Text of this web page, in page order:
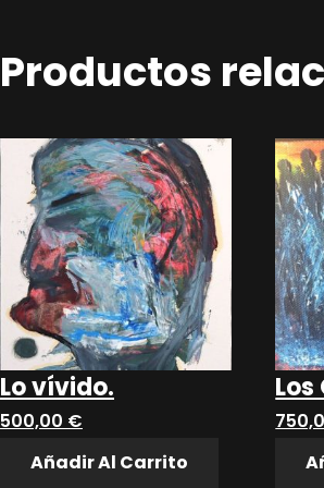
Productos
Lo vívido.
500,00 €
Añadir Al Carrito